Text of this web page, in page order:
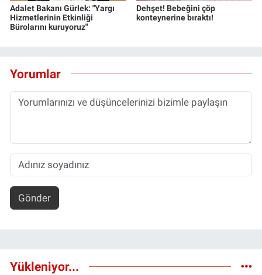
Adalet Bakanı Gürlek: "Yargı
Hizmetlerinin Etkinliği
Bürolarını kuruyoruz"
Dehşet! Bebeğini çöp
konteynerine bıraktı!
Yorumlar
Gönder
Yükleniyor...